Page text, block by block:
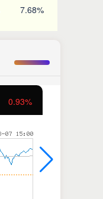
7.68%
0.93%